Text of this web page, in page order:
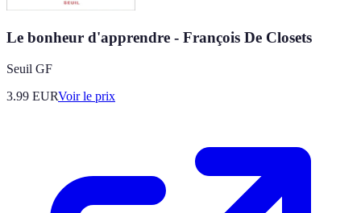
Le bonheur d'apprendre - François De Closets
Seuil GF
3.99 EURVoir le prix